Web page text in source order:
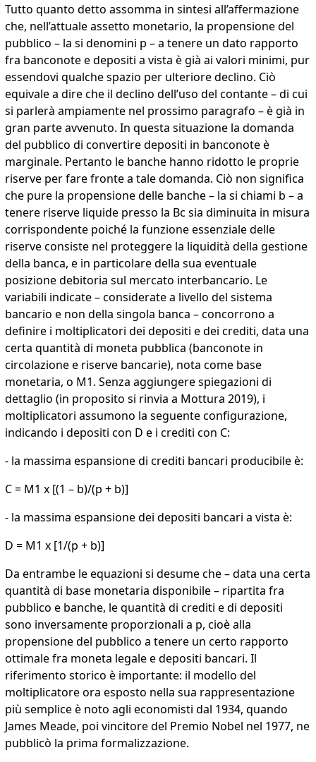
Tutto quanto detto assomma in sintesi all’affermazione
che, nell’attuale assetto monetario, la propensione del
pubblico – la si denomini p – a tenere un dato rapporto
fra banconote e depositi a vista è già ai valori minimi, pur
essendovi qualche spazio per ulteriore declino. Ciò
equivale a dire che il declino dell’uso del contante – di cui
si parlerà ampiamente nel prossimo paragrafo – è già in
gran parte avvenuto. In questa situazione la domanda
del pubblico di convertire depositi in banconote è
marginale. Pertanto le banche hanno ridotto le proprie
riserve per fare fronte a tale domanda. Ciò non significa
che pure la propensione delle banche – la si chiami b – a
tenere riserve liquide presso la Bc sia diminuita in misura
corrispondente poiché la funzione essenziale delle
riserve consiste nel proteggere la liquidità della gestione
della banca, e in particolare della sua eventuale
posizione debitoria sul mercato interbancario. Le
variabili indicate – considerate a livello del sistema
bancario e non della singola banca – concorrono a
definire i moltiplicatori dei depositi e dei crediti, data una
certa quantità di moneta pubblica (banconote in
circolazione e riserve bancarie), nota come base
monetaria, o M1. Senza aggiungere spiegazioni di
dettaglio (in proposito si rinvia a Mottura 2019), i
moltiplicatori assumono la seguente configurazione,
indicando i depositi con D e i crediti con C:
- la massima espansione di crediti bancari producibile è:
C = M1 x [(1 – b)/(p + b)]
- la massima espansione dei depositi bancari a vista è:
D = M1 x [1/(p + b)]
Da entrambe le equazioni si desume che – data una certa
quantità di base monetaria disponibile – ripartita fra
pubblico e banche, le quantità di crediti e di depositi
sono inversamente proporzionali a p, cioè alla
propensione del pubblico a tenere un certo rapporto
ottimale fra moneta legale e depositi bancari. Il
riferimento storico è importante: il modello del
moltiplicatore ora esposto nella sua rappresentazione
più semplice è noto agli economisti dal 1934, quando
James Meade, poi vincitore del Premio Nobel nel 1977, ne
pubblicò la prima formalizzazione.